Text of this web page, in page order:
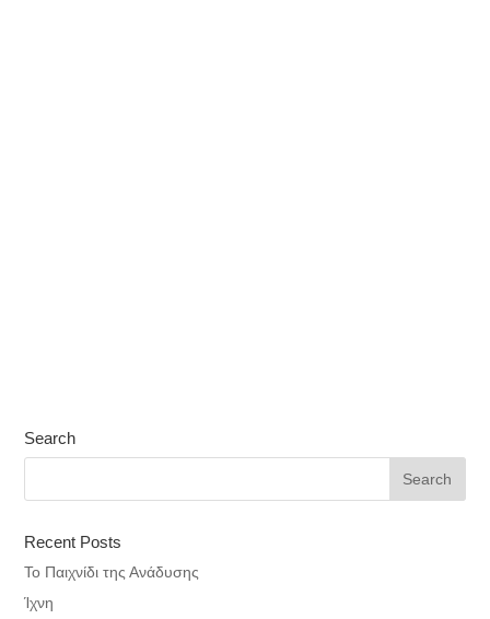
Search
Recent Posts
Το Παιχνίδι της Ανάδυσης
Ίχνη